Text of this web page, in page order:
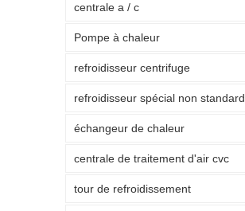
centrale a / c
Pompe à chaleur
refroidisseur centrifuge
refroidisseur spécial non standard
échangeur de chaleur
centrale de traitement d'air cvc
tour de refroidissement